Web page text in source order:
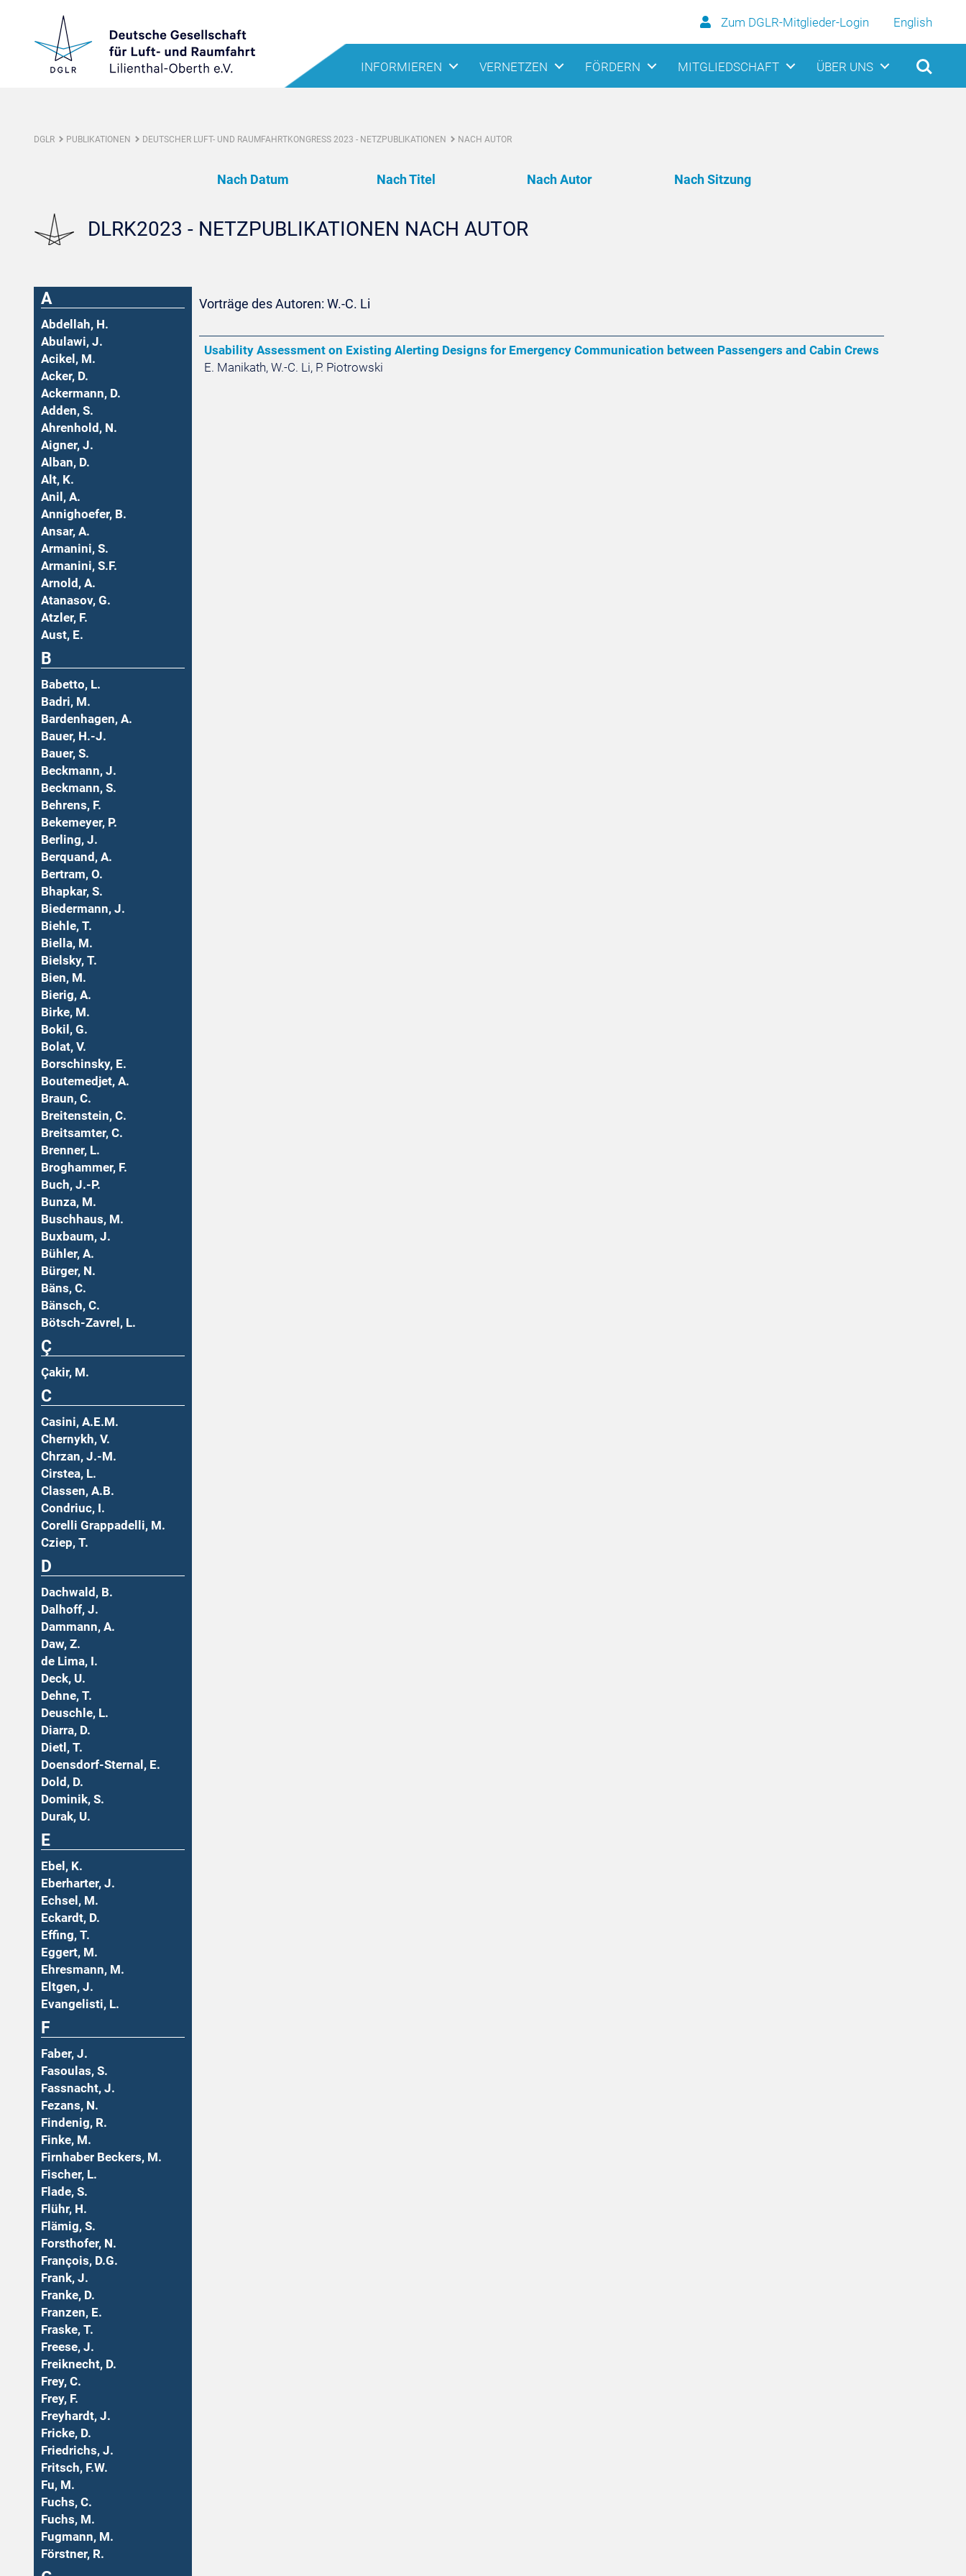
Zum DGLR-Mitglieder-Login English
INFORMIEREN VERNETZEN FÖRDERN MITGLIEDSCHAFT ÜBER UNS
DGLR PUBLIKATIONEN DEUTSCHER LUFT- UND RAUMFAHRTKONGRESS 2023 - NETZPUBLIKATIONEN NACH AUTOR
Nach Datum Nach Titel Nach Autor Nach Sitzung
DLRK2023 - NETZPUBLIKATIONEN NACH AUTOR
A
Abdellah, H.
Abulawi, J.
Acikel, M.
Acker, D.
Ackermann, D.
Adden, S.
Ahrenhold, N.
Aigner, J.
Alban, D.
Alt, K.
Anil, A.
Annighoefer, B.
Ansar, A.
Armanini, S.
Armanini, S.F.
Arnold, A.
Atanasov, G.
Atzler, F.
Aust, E.
B
Babetto, L.
Badri, M.
Bardenhagen, A.
Bauer, H.-J.
Bauer, S.
Beckmann, J.
Beckmann, S.
Behrens, F.
Bekemeyer, P.
Berling, J.
Berquand, A.
Bertram, O.
Bhapkar, S.
Biedermann, J.
Biehle, T.
Biella, M.
Bielsky, T.
Bien, M.
Bierig, A.
Birke, M.
Bokil, G.
Bolat, V.
Borschinsky, E.
Boutemedjet, A.
Braun, C.
Breitenstein, C.
Breitsamter, C.
Brenner, L.
Broghammer, F.
Buch, J.-P.
Bunza, M.
Buschhaus, M.
Buxbaum, J.
Bühler, A.
Bürger, N.
Bäns, C.
Bänsch, C.
Bötsch-Zavrel, L.
Ç
Çakir, M.
C
Casini, A.E.M.
Chernykh, V.
Chrzan, J.-M.
Cirstea, L.
Classen, A.B.
Condriuc, I.
Corelli Grappadelli, M.
Cziep, T.
D
Dachwald, B.
Dalhoff, J.
Dammann, A.
Daw, Z.
de Lima, I.
Deck, U.
Dehne, T.
Deuschle, L.
Diarra, D.
Dietl, T.
Doensdorf-Sternal, E.
Dold, D.
Dominik, S.
Durak, U.
E
Ebel, K.
Eberharter, J.
Echsel, M.
Eckardt, D.
Effing, T.
Eggert, M.
Ehresmann, M.
Eltgen, J.
Evangelisti, L.
F
Faber, J.
Fasoulas, S.
Fassnacht, J.
Fezans, N.
Findenig, R.
Finke, M.
Firnhaber Beckers, M.
Fischer, L.
Flade, S.
Flühr, H.
Flämig, S.
Forsthofer, N.
François, D.G.
Frank, J.
Franke, D.
Franzen, E.
Fraske, T.
Freese, J.
Freiknecht, D.
Frey, C.
Frey, F.
Freyhardt, J.
Fricke, D.
Friedrichs, J.
Fritsch, F.W.
Fu, M.
Fuchs, C.
Fuchs, M.
Fugmann, M.
Förstner, R.
Vorträge des Autoren: W.-C. Li
Usability Assessment on Existing Alerting Designs for Emergency Communication between Passengers and Cabin Crews
E. Manikath, W.-C. Li, P. Piotrowski